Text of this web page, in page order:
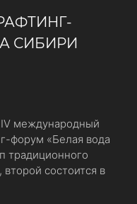
СИБИРИ
международный
форум «Белая вода
традиционного
состоится в